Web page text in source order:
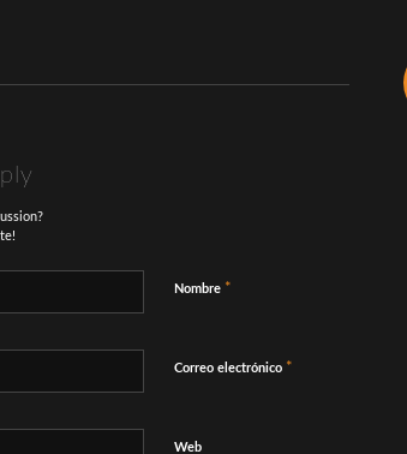
Nombre *
Correo electrónico *
Web